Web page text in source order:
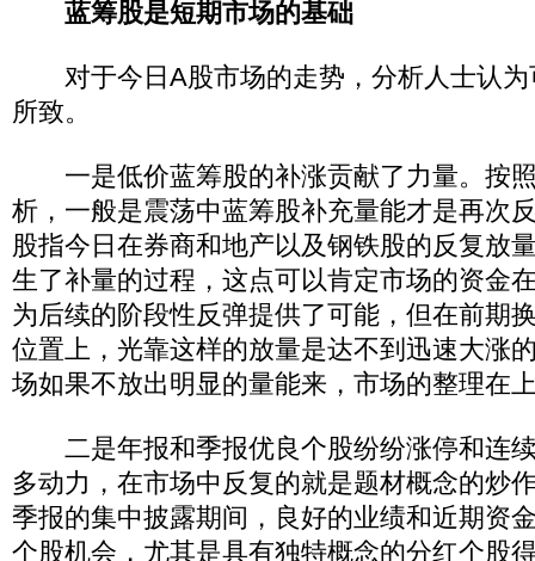
蓝筹股是短期市场的基础
对于今日A股市场的走势，分析人士认为
所致。
一是低价蓝筹股的补涨贡献了力量。按
析，一般是震荡中蓝筹股补充量能才是再次
股指今日在券商和地产以及钢铁股的反复放
生了补量的过程，这点可以肯定市场的资金
为后续的阶段性反弹提供了可能，但在前期
位置上，光靠这样的放量是达不到迅速大涨
场如果不放出明显的量能来，市场的整理在
二是年报和季报优良个股纷纷涨停和连
多动力，在市场中反复的就是题材概念的炒
季报的集中披露期间，良好的业绩和近期资
个股机会，尤其是具有独特概念的分红个股